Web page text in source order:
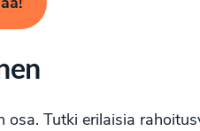
osa. Tutki erilaisia